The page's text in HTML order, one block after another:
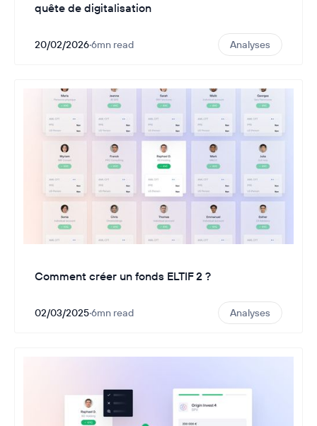
quête de digitalisation
20/02/2026·6mn read Analyses
Comment créer un fonds ELTIF 2 ?
02/03/2025·6mn read Analyses